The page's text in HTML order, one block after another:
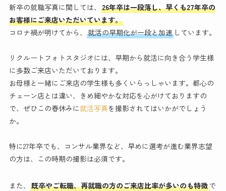
新卒の就職写真に関しては、 26年卒は一段落し、早くも27年卒の
お客様にご来店いただいています。
コロナ禍が明けてから、 就活の早期化が一段と加速しています。
リクルートフォトスタジオには、早期から就活に向き合う学生様
に多数ご来店いただいております。
お母様と一緒にご来店の学生様も多くいらっしゃいます。都心の
チェーン店とは違い、きめ細やかな対応を心がけておりますの
で、ぜひこの春休みに就活写真を撮影されてはいかがでしょう
か。
特に27年卒でも、コンサル業界など、早めに選考が進む業界志望
の方は、この時期の撮影は必須です。
また、 既卒やご転職、再就職の方のご来店比率が多いのも特徴で